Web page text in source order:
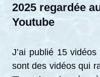
2025 regardée
Youtube
J’ai publié 15
sont des vidéos qui